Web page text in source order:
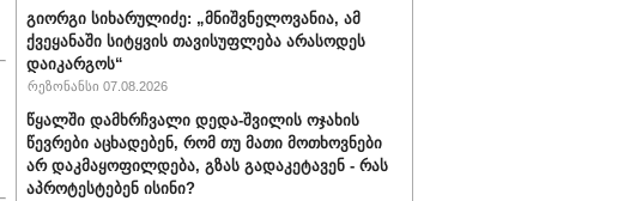
გიორგი სიხარულიძე: „მნიშვნელოვანია, ამ
ქვეყანაში სიტყვის თავისუფლება არასოდეს
დაიკარგოს“
რეზონანსი 07.08.2026
წყალში დამხრჩვალი დედა-შვილის ოჯახის
წევრები აცხადებენ, რომ თუ მათი მოთხოვნები
არ დაკმაყოფილდება, გზას გადაკეტავენ - რას
აპროტესტებენ ისინი?